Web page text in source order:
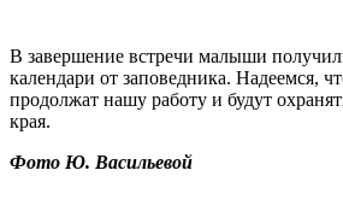
В завершение встречи малыши
календари от заповедника. Надеемся,
продолжат нашу работу и будут
края.
Фото Ю. Васильевой